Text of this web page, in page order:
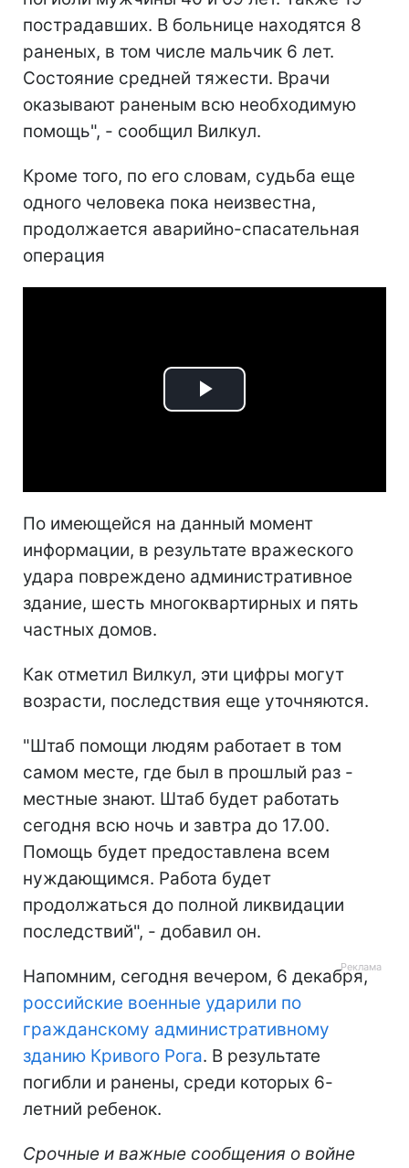
пострадавших. В больнице находятся 8
раненых, в том числе мальчик 6 лет.
Состояние средней тяжести. Врачи
оказывают раненым всю необходимую
помощь", - сообщил Вилкул.
Кроме того, по его словам, судьба еще
одного человека пока неизвестна,
продолжается аварийно-спасательная
операция
Play
По имеющейся на данный момент
информации, в результате вражеского
удара повреждено административное
здание, шесть многоквартирных и пять
частных домов.
Как отметил Вилкул, эти цифры могут
возрасти, последствия еще уточняются.
"Штаб помощи людям работает в том
самом месте, где был в прошлый раз -
местные знают. Штаб будет работать
сегодня всю ночь и завтра до 17.00.
Помощь будет предоставлена всем
нуждающимся. Работа будет
продолжаться до полной ликвидации
последствий", - добавил он.
Напомним, сегодня вечером, 6 декабря,
российские военные ударили по
гражданскому административному
зданию Кривого Рога. В результате
погибли и ранены, среди которых 6-
летний ребенок.
Срочные и важные сообщения о войне